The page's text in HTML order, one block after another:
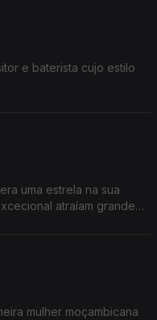
e baterista cujo estilo
uma estrela na sua
atraíam grande
mulher moçambicana